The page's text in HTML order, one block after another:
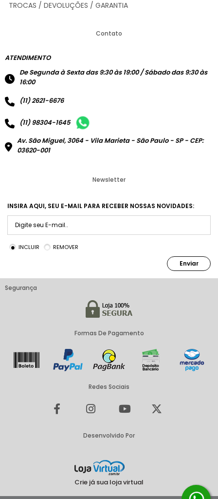
TROCAS / DEVOLUÇÕES / GARANTIA
Contato
ATENDIMENTO
De Segunda à Sexta das 9:30 às 19:00 / Sábado das 9:30 às
16:00
(11) 2621-6676
(11) 98304-1645
Av. São Miguel, 3064 - Vila Marieta - São Paulo - SP - CEP:
03620-001
Newsletter
INSIRA AQUI, SEU E-MAIL PARA RECEBER NOSSAS NOVIDADES:
INCLUIR REMOVER
Enviar
Segurança
Formas De Pagamento
Redes Sociais
Desenvolvido Por
Crie já sua loja virtual